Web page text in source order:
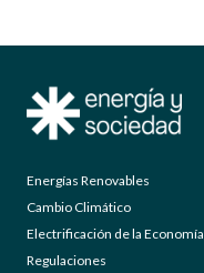
Energías Renovables
Cambio Climático
Electrificación de la Economía
Regulaciones